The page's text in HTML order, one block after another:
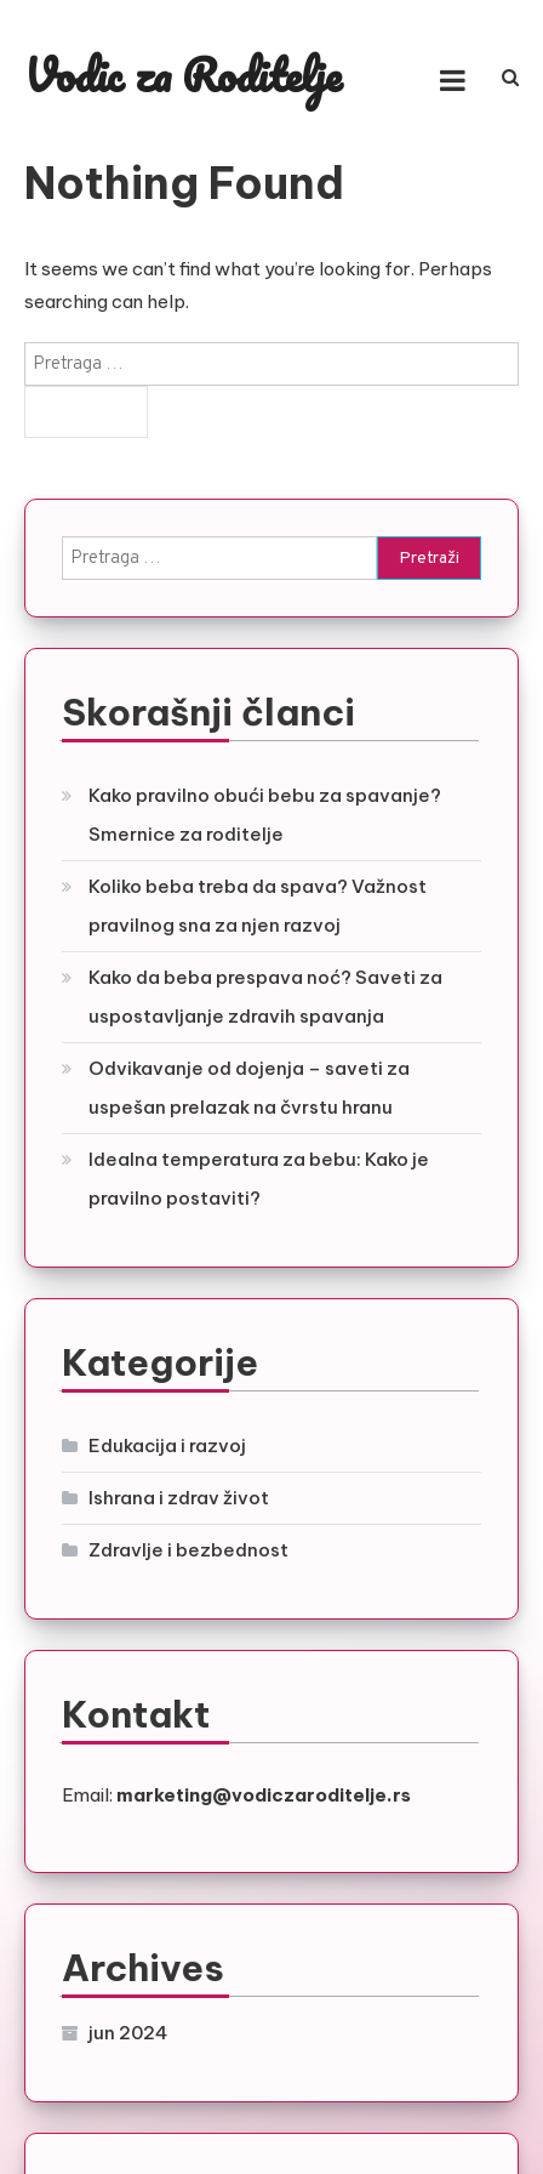
content
Vodic za Roditelje
Nothing Found
It seems we can’t find what you’re looking for. Perhaps
searching can help.
Pretraga
za:
Pretraga
za:
Skorašnji članci
Kako pravilno obući bebu za spavanje?
Smernice za roditelje
Koliko beba treba da spava? Važnost
pravilnog sna za njen razvoj
Kako da beba prespava noć? Saveti za
uspostavljanje zdravih spavanja
Odvikavanje od dojenja – saveti za
uspešan prelazak na čvrstu hranu
Idealna temperatura za bebu: Kako je
pravilno postaviti?
Kategorije
Edukacija i razvoj
Ishrana i zdrav život
Zdravlje i bezbednost
Kontakt
Email: marketing@vodiczaroditelje.rs
Archives
jun 2024